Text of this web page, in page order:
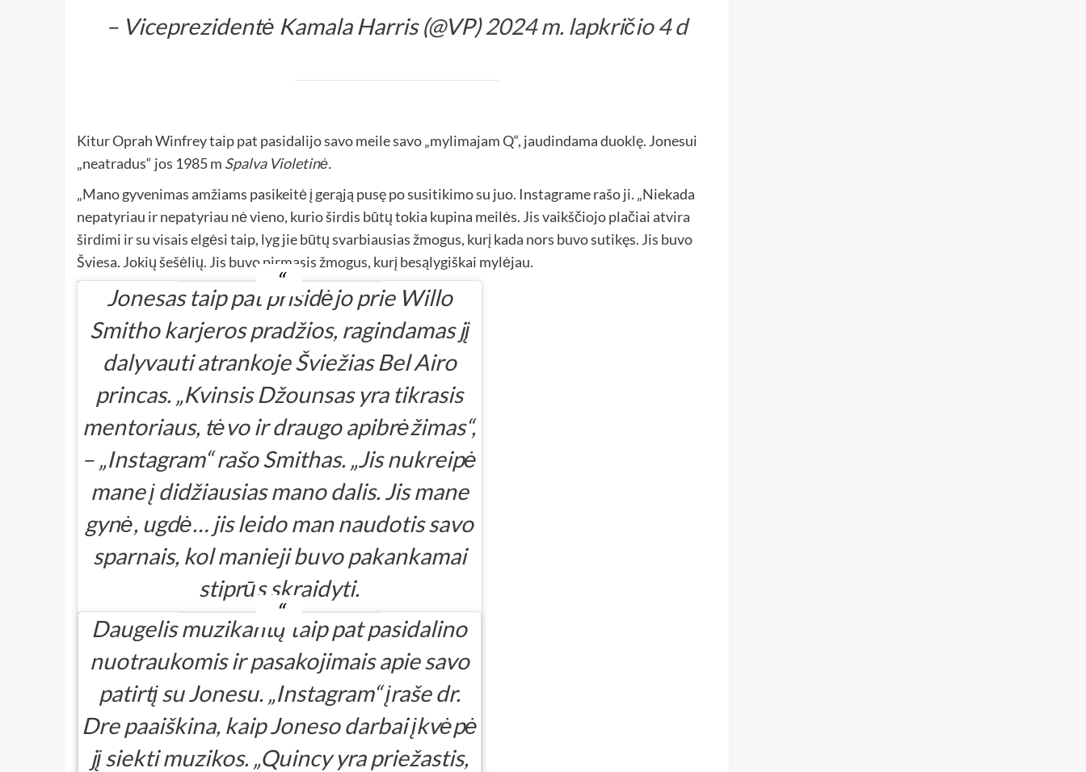
– Viceprezidentė Kamala Harris (@VP)2024 m. lapkričio 4 d
Kitur Oprah Winfrey taip pat pasidalijo savo meile savo „mylimajam Q“, jaudindama duoklę. Jonesui
„neatradus“ jos 1985 m Spalva Violetinė.
„Mano gyvenimas amžiams pasikeitė į gerąją pusę po susitikimo su juo. Instagrame rašo ji. „Niekada
nepatyriau ir nepatyriau nė vieno, kurio širdis būtų tokia kupina meilės. Jis vaikščiojo plačiai atvira
širdimi ir su visais elgėsi taip, lyg jie būtų svarbiausias žmogus, kurį kada nors buvo sutikęs. Jis buvo
Šviesa. Jokių šešėlių. Jis buvo pirmasis žmogus, kurį besąlygiškai mylėjau.
Jonesas taip pat prisidėjo prie Willo
Smitho karjeros pradžios, ragindamas jį
dalyvauti atrankojeŠviežias Bel Airo
princas. „Kvinsis Džounsas yra tikrasis
mentoriaus, tėvo ir draugo apibrėžimas“,
– „Instagram“ rašo Smithas. „Jis nukreipė
mane į didžiausias mano dalis. Jis mane
gynė, ugdė… jis leido man naudotis savo
sparnais, kol manieji buvo pakankamai
stiprūs skraidyti.
Daugelis muzikantų taip pat pasidalino
nuotraukomis ir pasakojimais apie savo
patirtį su Jonesu. „Instagram“ įraše dr.
Dre paaiškina, kaip Joneso darbai įkvėpė
jį siekti muzikos. „Quincy yra priežastis,